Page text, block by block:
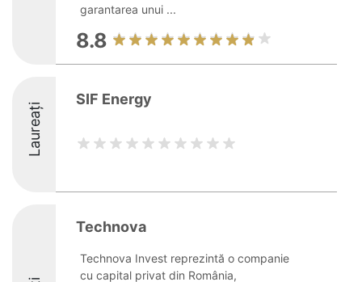
garantarea unui ...
8.8
Laureați
SIF Energy
Technova
Technova Invest reprezintă o companie
cu capital privat din România,